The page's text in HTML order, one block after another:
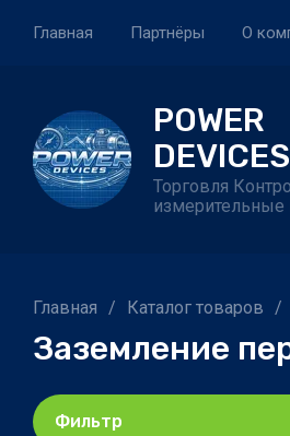
Главная Партнёры О
POWER
DEVICES
Торговля
измерительные
Главная / Каталог товаров /
Заземление
Фильтр